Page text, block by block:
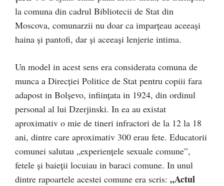
la comuna din cadrul Bibliotecii de Stat din
Moscova, comunarzii nu doar ca imparțeau aceeași
haina și pantofi, dar și aceeași lenjerie intima.
Un model in acest sens era considerata comuna de
munca a Direcției Politice de Stat pentru copiii fara
adapost in Bolșevo, inființata in 1924, din ordinul
personal al lui Dzerjinski. In ea au existat
aproximativ o mie de tineri infractori de la 12 la 18
ani, dintre care aproximativ 300 erau fete. Educatorii
comunei salutau „experiențele sexuale comune”,
fetele și baieții locuiau in baraci comune. In unul
dintre rapoartele acestei comune era scris: „Actul